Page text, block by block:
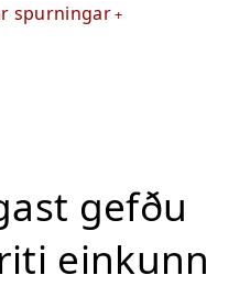
spurningar
gefðu
einkunn